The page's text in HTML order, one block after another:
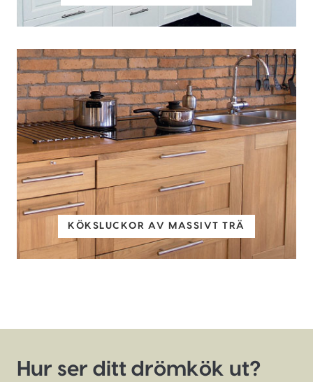
KÖKSLUCKOR AV MASSIVT TRÄ
Hur ser ditt drömkök ut?